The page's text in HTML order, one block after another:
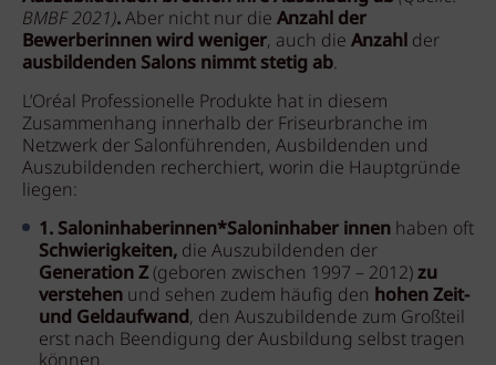
BMBF 2021).Aber nicht nur die Anzahl der
Bewerberinnen wird weniger, auch die Anzahl der
ausbildenden Salons nimmt stetig ab.
L’Oréal Professionelle Produkte hat in diesem
Zusammenhang innerhalb der Friseurbranche im
Netzwerk der Salonführenden, Ausbildenden und
Auszubildenden recherchiert, worin die Hauptgründe
liegen:
1. Saloninhaberinnen*Saloninhaber innen haben oft
Schwierigkeiten, die Auszubildenden der
Generation Z(geboren zwischen 1997 – 2012)zu
verstehen und sehen zudem häufig den hohen Zeit-
und Geldaufwand, den Auszubildende zum Großteil
erst nach Beendigung der Ausbildung selbst tragen